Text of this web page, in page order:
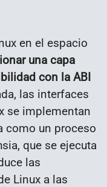
en el espacio
una capa
con la ABI
las interfaces
se implementan
como un proceso
que se ejecuta
las
Linux a las